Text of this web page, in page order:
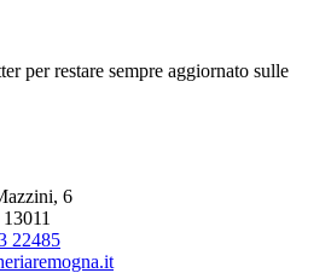
per restare sempre aggiornato sulle
6
22485